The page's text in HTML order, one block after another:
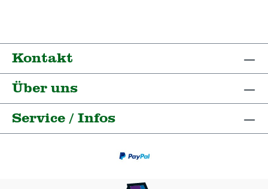
Kontakt
Über uns
Service / Infos